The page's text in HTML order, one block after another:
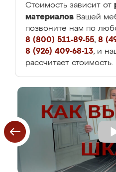
Стоимость зависит от
материалов Вашей
позвоните нам по
8 (800) 511-89-55, 8
8 (926) 409-68-13, и
рассчитает стоимость.